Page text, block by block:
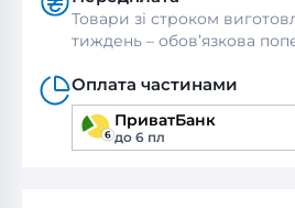
Товари зі строком
тиждень – обов’язкова
Оплата частинами
ПриватБанк
до 6 пл